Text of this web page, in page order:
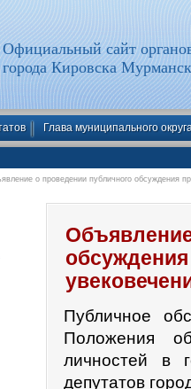
Официальный сайт
города Кировска
Глава муниципального
о проведении публичного обсуждения
Публичное
Положения
личностей в
депутатов